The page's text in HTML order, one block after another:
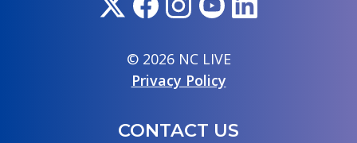
© 2026 NC LIVE
Privacy Policy
CONTACT US